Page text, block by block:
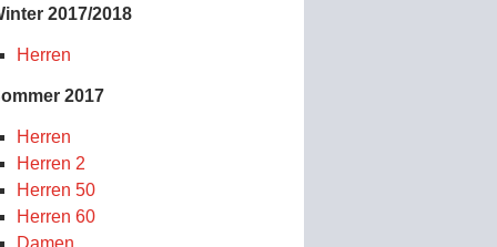
2017/2018
Herren
2017
Herren
Herren 2
Herren 50
Herren 60
Damen